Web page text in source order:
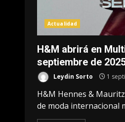
Actualidad
H&M abrirá en
septiembre de
Leydin Sorto 1
H&M Hennes &
de moda internacional